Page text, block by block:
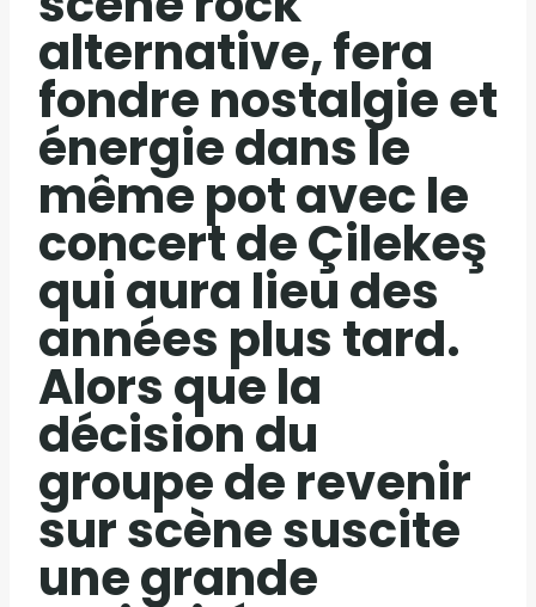
alternative, fera
fondre nostalgie et
énergie dans le
même pot avec le
concert de Çilekeş
qui aura lieu des
années plus tard.
Alors que la
décision du
groupe de revenir
sur scène suscite
une grande